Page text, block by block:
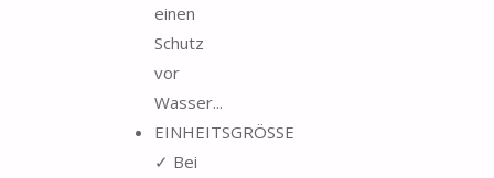
einen
Schutz
vor
Wasser...
EINHEITSGRÖSSE
✓ Bei